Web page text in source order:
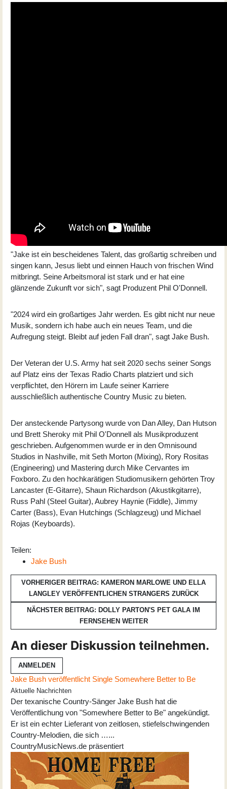
"Jake ist ein bescheidenes Talent, das großartig schreiben und
singen kann, Jesus liebt und einnen Hauch von frischen Wind
mitbringt. Seine Arbeitsmoral ist stark und er hat eine
glänzende Zukunft vor sich", sagt Produzent Phil O'Donnell.
"2024 wird ein großartiges Jahr werden. Es gibt nicht nur neue
Musik, sondern ich habe auch ein neues Team, und die
Aufregung steigt. Bleibt auf jeden Fall dran", sagt Jake Bush.
Der Veteran der U.S. Army hat seit 2020 sechs seiner Songs
auf Platz eins der Texas Radio Charts platziert und sich
verpflichtet, den Hörern im Laufe seiner Karriere
ausschließlich authentische Country Music zu bieten.
Der ansteckende Partysong wurde von Dan Alley, Dan Hutson
und Brett Sheroky mit Phil O'Donnell als Musikproduzent
geschrieben. Aufgenommen wurde er in den Omnisound
Studios in Nashville, mit Seth Morton (Mixing), Rory Rositas
(Engineering) und Mastering durch Mike Cervantes im
Foxboro. Zu den hochkarätigen Studiomusikern gehörten Troy
Lancaster (E-Gitarre), Shaun Richardson (Akustikgitarre),
Russ Pahl (Steel Guitar), Aubrey Haynie (Fiddle), Jimmy
Carter (Bass), Evan Hutchings (Schlagzeug) und Michael
Rojas (Keyboards).
Teilen:
Jake Bush
VORHERIGER BEITRAG: KAMERON MARLOWE UND ELLA
LANGLEY VERÖFFENTLICHEN STRANGERS ZURÜCK
NÄCHSTER BEITRAG: DOLLY PARTON'S PET GALA IM
FERNSEHEN WEITER
An dieser Diskussion teilnehmen.
ANMELDEN
Jake Bush veröffentlicht Single Somewhere Better to Be
Aktuelle Nachrichten
Der texanische Country-Sänger Jake Bush hat die
Veröffentlichung von "Somewhere Better to Be" angekündigt.
Er ist ein echter Lieferant von zeitlosen, stiefelschwingenden
Country-Melodien, die sich …...
CountryMusicNews.de präsentiert